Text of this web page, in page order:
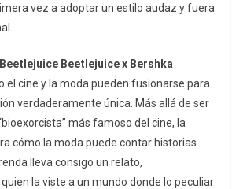
vez a adoptar un estilo audaz y fuera
Beetlejuice Beetlejuice x Bershka
el cine y la moda pueden fusionarse para
verdaderamente única. Más allá de ser
más famoso del cine, la
cómo la moda puede contar historias
lleva consigo un relato,
la viste a un mundo donde lo peculiar